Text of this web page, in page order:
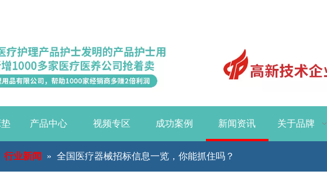
产品中心 视频专区 成功案例 新闻资讯 关于品牌
行业新闻 » 全国医疗器械招标信息一览，你能抓住吗？